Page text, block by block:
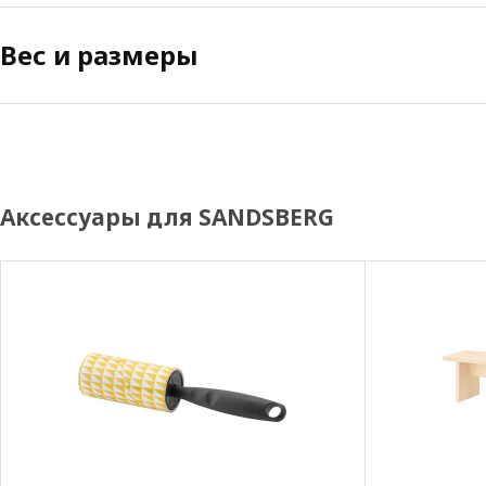
Вес и размеры
Аксессуары для SANDSBERG